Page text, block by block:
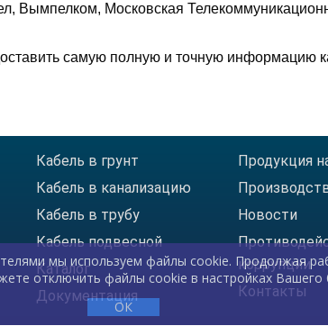
Вымпелком, Московская
самую полную и точную информацию
Кабель в грунт
Кабель в канализацию
Кабель в трубу
Кабель подвесной
Каталог
Документация
Продукция
Новости
коррупции
Контакты
мы используем файлы cookie. Продолжая
отключить файлы cookie в настройках Вашего
ОК